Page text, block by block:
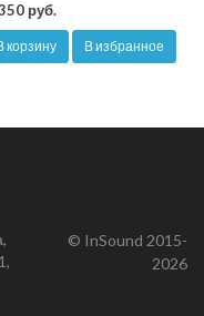
руб.
корзину В избранное
© InSound 2015-
2026